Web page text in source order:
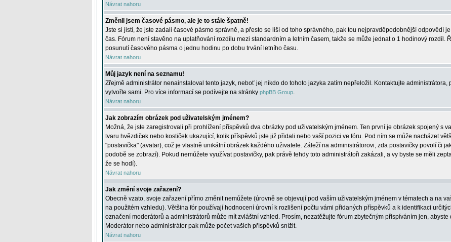
Návrat nahoru
Změnil jsem časové pásmo, ale je to stále špatně!
Jste si jisti, že jste zadali časové pásmo správně, a přesto se liší od toho správného, pak tou nejpravděpodobnější odpovědí
čas. Fórum není stavěno na uplatňování rozdílu mezi standardním a letním časem, takže se může jednat o 1 hodinový rozdíl.
posunutí časového pásma o jednu hodinu po dobu trvání letního času.
Návrat nahoru
Můj jazyk není na seznamu!
Zřejmě administrátor nenainstaloval tento jazyk, neboť jej nikdo do tohoto jazyka zatím nepřeložil. Kontaktujte administrátora,
vytvořte sami. Pro více informací se podívejte na stránky phpBB Group.
Návrat nahoru
Jak zobrazím obrázek pod uživatelským jménem?
Možná, že jste zaregistrovali při prohlížení příspěvků dva obrázky pod uživatelským jménem. Ten první je obrázek spojený s
tvaru hvězdiček nebo kostiček ukazující, kolik příspěvků jste již přidali nebo vaší pozici ve fóru. Pod ním se může nacházet
"postavička" (avatar), což je vlastně unikátní obrázek každého uživatele. Záleží na administrátorovi, zda postavičky povolí či
podobě se zobrazí). Pokud nemůžete využívat postavičky, pak právě tehdy toto administrátoři zakázali, a vy byste se měli
že se hodí).
Návrat nahoru
Jak změní svoje zařazení?
Obecně vzato, svoje zařazení přímo změnit nemůžete (úrovně se objevují pod vaším uživatelským jménem v tématech a na
na použitém vzhledu). Většina fór používají hodnocení úrovní k rozlišení počtu vámi přidaných příspěvků a k identifikaci
označení moderátorů a administrátorů může mít zvláštní vzhled. Prosím, nezatěžujte fórum zbytečným přispíváním jen,
Moderátor nebo administrátor pak může počet vašich příspěvků snížit.
Návrat nahoru